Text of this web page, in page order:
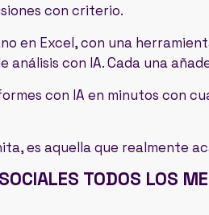
con criterio.
en Excel, con una
análisis con IA. Cada una
con IA en minutos con
es aquella que realmente
TODOS LOS